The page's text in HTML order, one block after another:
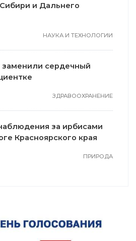
и Дальнего
НАУКА И ТЕХНОЛОГИИ
заменили сердечный
ЗДРАВООХРАНЕНИЕ
за ирбисами
Красноярского края
ПРИРОДА